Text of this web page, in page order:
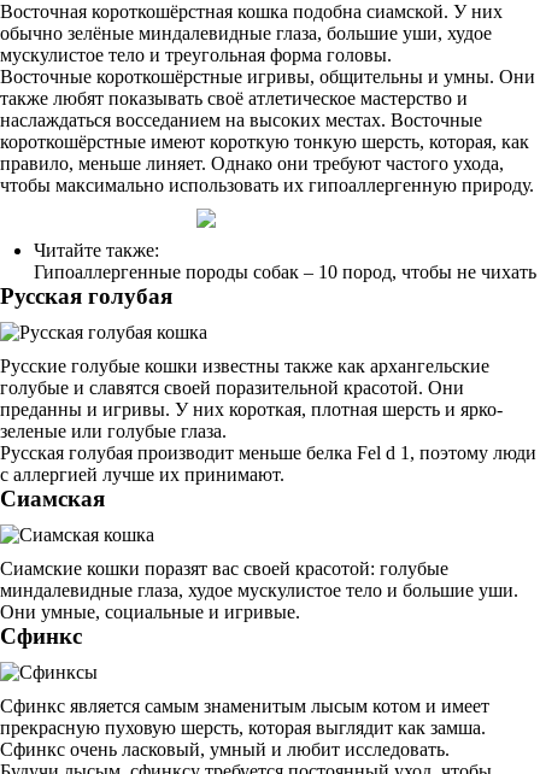
Восточная короткошёрстная кошка подобна сиамской. У них
обычно зелёные миндалевидные глаза, большие уши, худое
мускулистое тело и треугольная форма головы.
Восточные короткошёрстные игривы, общительны и умны. Они
также любят показывать своё атлетическое мастерство и
наслаждаться восседанием на высоких местах. Восточные
короткошёрстные имеют короткую тонкую шерсть, которая, как
правило, меньше линяет. Однако они требуют частого ухода,
чтобы максимально использовать их гипоаллергенную природу.
Читайте также:
Гипоаллергенные породы собак – 10 пород, чтобы не чихать
Русская голубая
Русские голубые кошки известны также как архангельские
голубые и славятся своей поразительной красотой. Они
преданны и игривы. У них короткая, плотная шерсть и ярко-
зеленые или голубые глаза.
Русская голубая производит меньше белка Fel d 1, поэтому люди
с аллергией лучше их принимают.
Сиамская
Сиамские кошки поразят вас своей красотой: голубые
миндалевидные глаза, худое мускулистое тело и большие уши.
Они умные, социальные и игривые.
Сфинкс
Сфинкс является самым знаменитым лысым котом и имеет
прекрасную пуховую шерсть, которая выглядит как замша.
Сфинкс очень ласковый, умный и любит исследовать.